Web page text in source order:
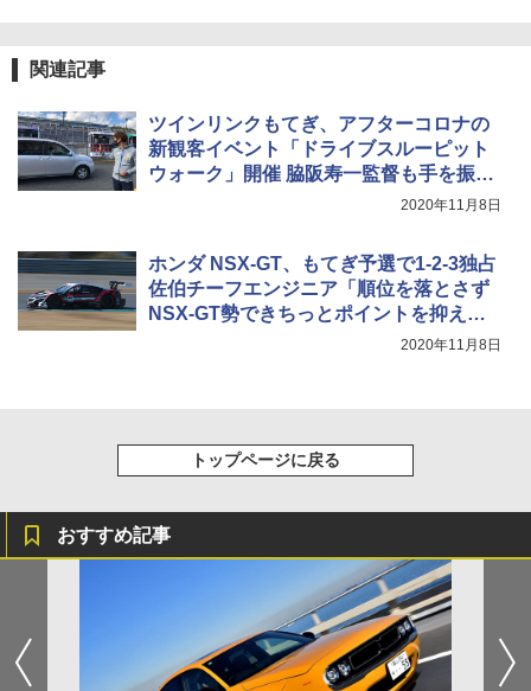
関連記事
ツインリンクもてぎ、アフターコロナの
新観客イベント「ドライブスルーピット
ウォーク」開催 脇阪寿一監督も手を振っ
2020年11月8日
ホンダ NSX-GT、もてぎ予選で1-2-3独占
佐伯チーフエンジニア「順位を落とさず
NSX-GT勢できちっとポイントを抑えて
2020年11月8日
トップページに戻る
おすすめ記事